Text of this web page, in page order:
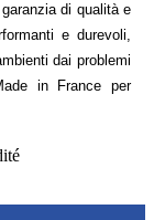
di qualità e
e durevoli,
dai problemi
in France per